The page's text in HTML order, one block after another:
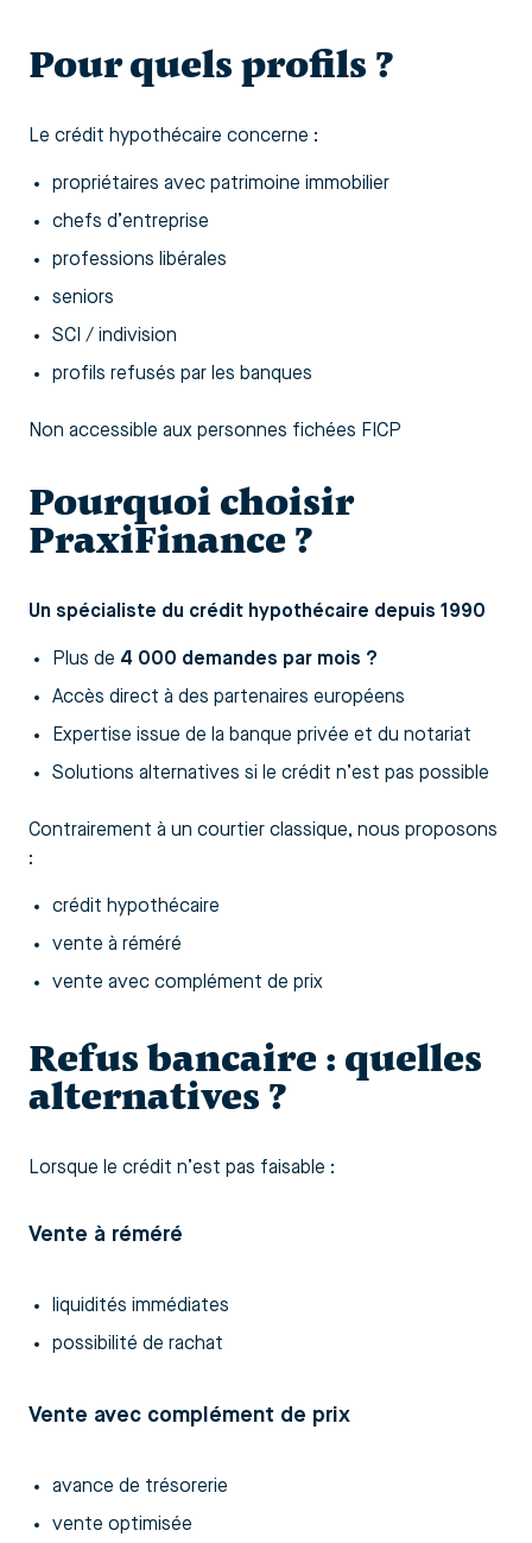
Pour quels profils ?
Le crédit hypothécaire concerne :
propriétaires avec patrimoine immobilier
chefs d’entreprise
professions libérales
seniors
SCI / indivision
profils refusés par les banques
Non accessible aux personnes fichées FICP
Pourquoi choisir
PraxiFinance ?
Un spécialiste du crédit hypothécaire depuis 1990
Plus de 4 000 demandes par mois ?
Accès direct à des partenaires européens
Expertise issue de la banque privée et du notariat
Solutions alternatives si le crédit n’est pas possible
Contrairement à un courtier classique, nous proposons
:
crédit hypothécaire
vente à réméré
vente avec complément de prix
Refus bancaire : quelles
alternatives ?
Lorsque le crédit n’est pas faisable :
Vente à réméré
liquidités immédiates
possibilité de rachat
Vente avec complément de prix
avance de trésorerie
vente optimisée